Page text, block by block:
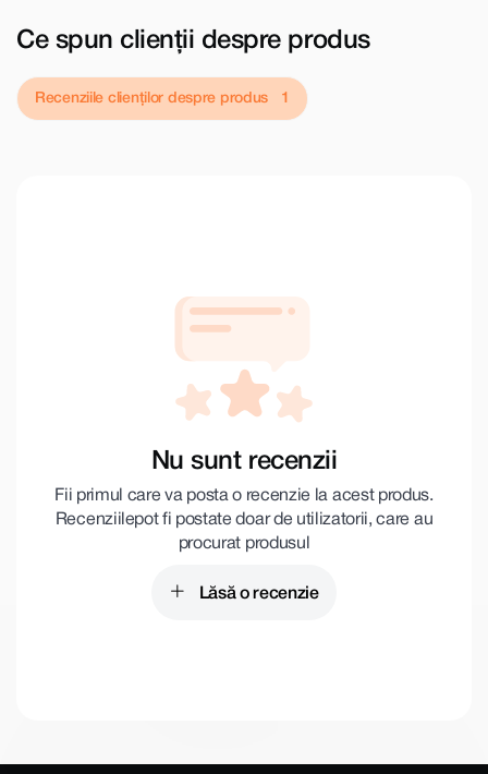
Ce spun clienții despre produs
Recenziile clienților despre produs
Nu sunt recenzii
Fii primul care va posta o recenzie la acest produs.
Recenziile pot fi postate doar de utilizatorii, care au
procurat produsul
Lăsă o recenzie